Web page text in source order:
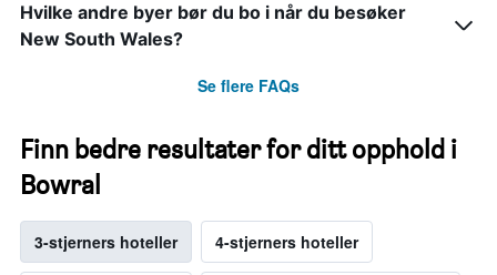
Hvilke andre byer bør du bo i når du besøker
New South Wales?
Se flere FAQs
Finn bedre resultater for ditt opphold i
Bowral
3-stjerners hoteller 4-stjerners hoteller